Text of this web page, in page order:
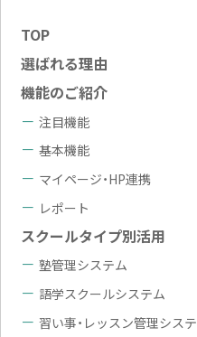
TOP
選ばれる理由
機能のご紹介
注目機能
基本機能
マイページ・HP連携
レポート
スクールタイプ別活用
塾管理システム
語学スクールシステム
習い事・レッスン管理システ